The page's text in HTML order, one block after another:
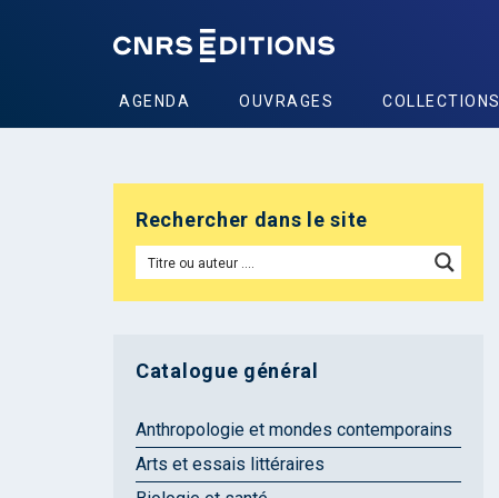
AGENDA OUVRAGES COLLECTIONS
Rechercher dans le site
Catalogue général
Anthropologie et mondes contemporains
Arts et essais littéraires